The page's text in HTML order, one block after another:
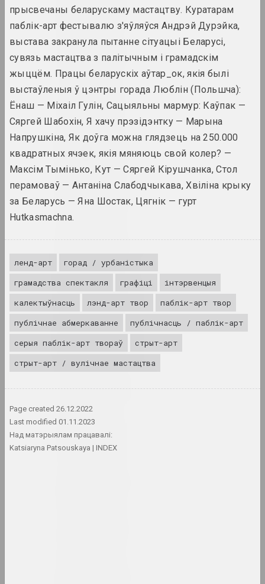
вынікі года
вынікі года
1948 год
вынікі года
вынікі года
1953 год
вынікі года
1954 год
вынікі года
1958 год
вынікі года
1960 год
вынікі года
прысвечаны беларускаму мастацтву. Куратарам
паблік-арт фестывалю з'яўляўся Андрэй Дурэйка,
выстава закранула пытанне сітуацыі Беларусі,
сувязь мастацтва з палітычным і грамадскім
жыццём. Працы беларускіх аўтар_ок, якія былі
выстаўленыя ў цэнтры горада Люблін (Польшча):
Ёнаш — Міхаіл Гулін, Сацыяльны мармур: Каўпак —
Сяргей Шабохін, Я хачу прэзідэнтку — Марына
Напрушкіна, Як доўга можна глядзець на 250.000
квадратных ячэек, якія мяняюць свой колер? —
Максім Тымінько, Кут — Сяргей Кірушчанка, Стол
перамоваў — Антаніна Слабодчыкава, Хвіліна крыку
за Беларусь — Яна Шостак, Цягнік — гурт
Hutkasmachna.
ленд-арт
горад / урбаністыка
грамадства спектакля
графіці
інтэрвенцыя
калектыўнасць
лэнд-арт твор
паблік-арт твор
публічнае абмеркаванне
публічнасць / паблік-арт
серыя паблік-арт твораў
стрыт-арт
стрыт-арт / вулічнае мастацтва
Page created 26.12.2022
Last modified 01.11.2023
Над матэрыялам працавалі:
Katsiaryna Patsouskaya
INDEX